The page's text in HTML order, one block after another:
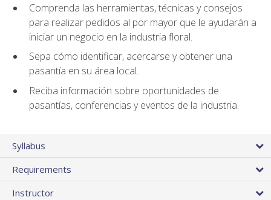
Comprenda las herramientas, técnicas y consejos
para realizar pedidos al por mayor que le ayudarán a
iniciar un negocio en la industria floral.
Sepa cómo identificar, acercarse y obtener una
pasantía en su área local.
Reciba información sobre oportunidades de
pasantías, conferencias y eventos de la industria.
Syllabus
Requirements
Instructor